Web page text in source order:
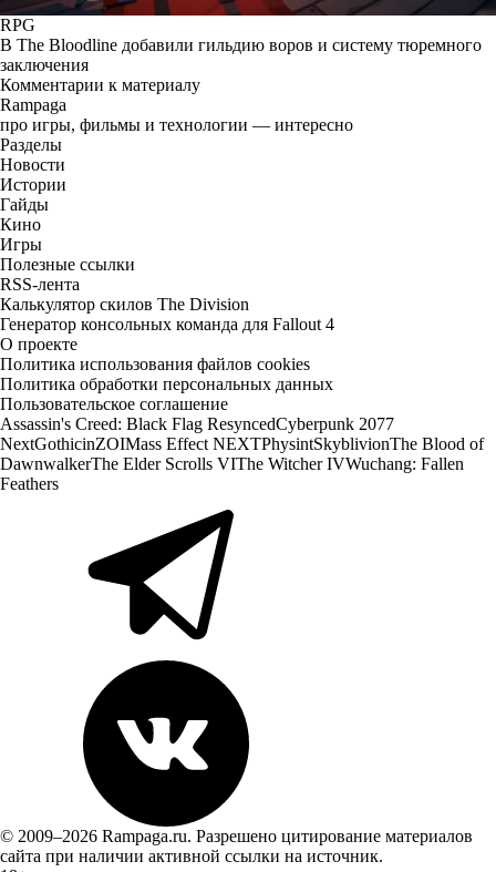
RPG
В The Bloodline добавили гильдию воров и систему тюремного
заключения
Комментарии к материалу
Rampaga
про игры, фильмы и технологии — интересно
Разделы
Новости
Истории
Гайды
Кино
Игры
Полезные ссылки
RSS-лента
Калькулятор скилов The Division
Генератор консольных команда для Fallout 4
О проекте
Политика использования файлов cookies
Политика обработки персональных данных
Пользовательское соглашение
Assassin's Creed: Black Flag ResyncedCyberpunk 2077
NextGothicinZOIMass Effect NEXTPhysintSkyblivionThe Blood of
DawnwalkerThe Elder Scrolls VIThe Witcher IVWuchang: Fallen
Feathers
© 2009–2026 Rampaga.ru. Разрешено цитирование материалов
сайта при наличии активной ссылки на источник.